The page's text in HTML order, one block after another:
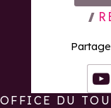
OFFICE DU